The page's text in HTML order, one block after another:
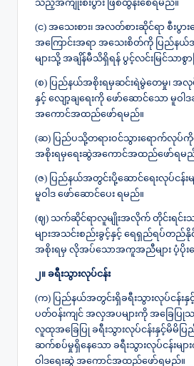
သည့်အကျိုးစီးပွား ဖြစ်ထွန်းစေရမည်။
(င) အသေးစား၊ အလတ်စားဆိုင်ရာ စီးပွား
အကြောင်းအရာ အသေးစိတ်ကို ပြည်န
များသို့ အချိန်မီသိရှိရန် ပွင့်လင်းမြင်သာစွာ
(စ) ပြည်နယ်အစိုးရမှဆင်းရဲမွဲတေမှု၊
နှင့် လျော့ချရေးကို ဖော်ဆောင်သော မူဝါ
အကောင်အထည်ဖော်ရမည်။
(ဆ) ပြည်ပသို့တရားဝင်သွားရောက်လုပ်ကို
အစိုးရမှရေးဆွဲအကောင်အထည်ဖော်ရမ
(ဇ) ပြည်နယ်အတွင်းပို့ဆောင်ရေးလုပ်ငန်း
မူဝါဒ ဖော်ဆောင်ပေး ရမည်။
(ဈ) သက်ဆိုင်ရာလူမျိုးအလိုက် တိုင်းရင်းသာ
များအသင်းစည်းခွင့်နှင့် ရေရှည်ရပ်တည်
အစိုးရမှ လိုအပ်သောအကူအညီများ ပံ့ပိုးပ
၂။ ခရီးသွားလုပ်ငန်း
(က) ပြည်နယ်အတွင်းရှိခရီးသွားလုပ်ငန်း
ပတ်ဝန်းကျင် အလှအပများကို အခြေပြုသ
လူထုအခြေပြု ခရီးသွားလုပ်ငန်းနှင့်မိမိပ
ဆက်စပ်မှုရှိနေသော ခရီးသွားလုပ်ငန်းမျ
ဝါဒရေးဆွဲ အကောင်အထည်ဖော်ရမည်။